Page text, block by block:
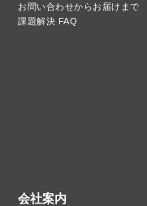
お問い合わせからお届けまで
課題解決 FAQ
会社案内